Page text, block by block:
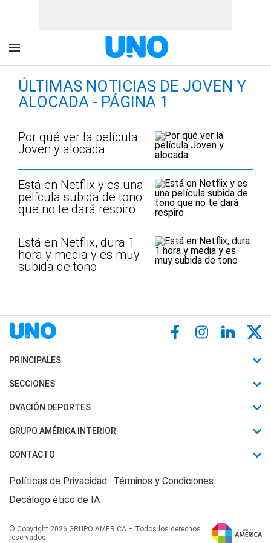
ÚLTIMAS NOTICIAS DE JOVEN Y
ALOCADA - PÁGINA 1
Por qué ver la película
Joven y alocada
Está en Netflix y es una
película subida de tono
que no te dará respiro
Está en Netflix, dura 1
hora y media y es muy
subida de tono
PRINCIPALES
Últimas Noticias
Política
Judiciales
Economia
SECCIONES
Horóscopo
Motores
Trucos caseros
Series y Películas
Edictos y Solicitadas
OVACIÓN DEPORTES
Fútbol
Mundial
Automovilismo
Rugby
Básquet
GRUPO AMÉRICA INTERIOR
Canal 7 en Vivo
San Juan 8
CONTACTO
Acerca de Nosotros
Contactanos
Políticas de Privacidad Términos y Condiciones
Decálogo ético de IA
© Copyright 2026 GRUPO AMERICA – Todos los derechos
reservados